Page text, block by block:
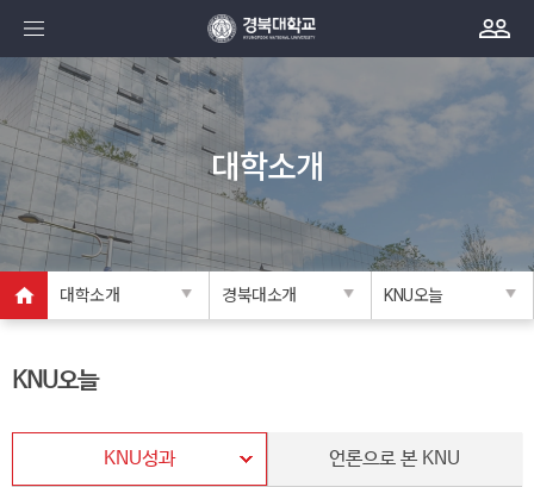
대학소개
대학소개 경북대소개 KNU오늘
KNU오늘
KNU성과 언론으로 본 KNU